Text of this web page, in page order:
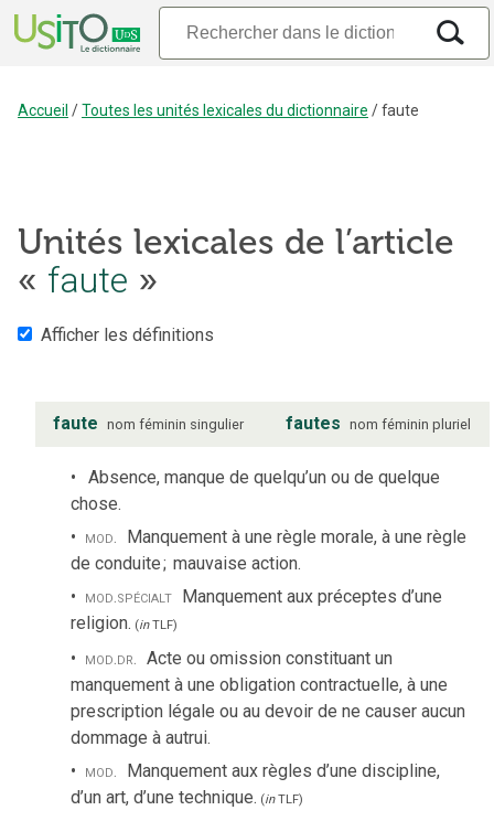
Accueil /Toutes les unités lexicales du dictionnaire /faute
Unités lexicales de l’article
« faute »
Afficher les définitions
faute nom féminin singulier fautes nom féminin pluriel
Absence, manque de quelqu’un ou de quelque
chose.
mod. Manquement à une règle morale, à une règle
de conduite; mauvaise action.
mod.spécialt Manquement aux préceptes d’une
religion. (inTLF)
mod.dr. Acte ou omission constituant un
manquement à une obligation contractuelle, à une
prescription légale ou au devoir de ne causer aucun
dommage à autrui.
mod. Manquement aux règles d’une discipline,
d’un art, d’une technique. (inTLF)